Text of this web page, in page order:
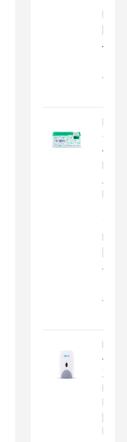
Lớp
|
Khăn
Giấy
Đa
An
20-
2
Lớp
|
2
Bình
Xà
|
RT800